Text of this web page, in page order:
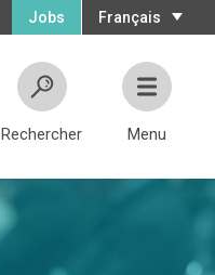
Français
Jobs
Rechercher Menu